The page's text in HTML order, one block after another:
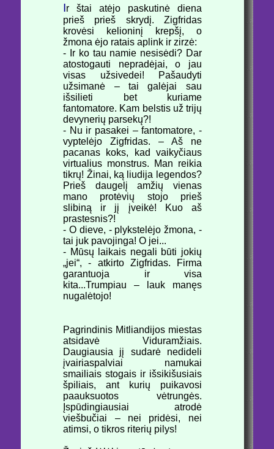
Ir štai atėjo paskutinė diena
prieš prieš skrydį. Zigfridas
krovėsi kelioninį krepšį, o
žmona ėjo ratais aplink ir zirzė:
- Ir ko tau namie nesisėdi? Dar
atostogauti nepradėjai, o jau
visas užsivedei! Pašaudyti
užsimanė – tai galėjai sau
išsilieti bet kuriame
fantomatore. Kam belstis už trijų
devynerių parsekų?!
- Nu ir pasakei – fantomatore, -
vyptelėjo Zigfridas. – Aš ne
pacanas koks, kad vaikyčiaus
virtualius monstrus. Man reikia
tikrų! Žinai, ką liudija legendos?
Prieš daugelį amžių vienas
mano protėvių stojo prieš
slibiną ir jį įveikė! Kuo aš
prastesnis?!
- O dieve, - plykstelėjo žmona, -
tai juk pavojinga! O jei...
- Mūsų laikais negali būti jokių
„jei“, - atkirto Zigfridas. Firma
garantuoja ir visa
kita...Trumpiau – lauk manęs
nugalėtojo!
Pagrindinis Mitliandijos miestas
atsidavė Viduramžiais.
Daugiausia jį sudarė nedideli
įvairiaspalviai namukai
smailiais stogais ir išsikišusiais
špiliais, ant kurių puikavosi
paauksuotos vėtrungės.
Įspūdingiausiai atrodė
viešbučiai – nei pridėsi, nei
atimsi, o tikros riterių pilys!